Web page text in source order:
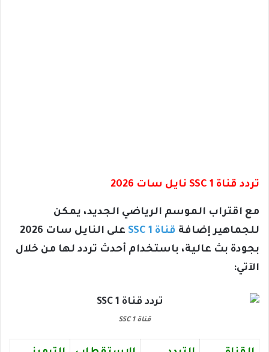
تردد قناة SSC 1 نايل سات 2026
مع اقتراب الموسم الرياضي الجديد، يمكن
للجماهير إضافة قناة SSC 1
على النايل سات 2026
بجودة بث عالية، باستخدام أحدث تردد لها من خلال
الآتي:
قناة SSC 1